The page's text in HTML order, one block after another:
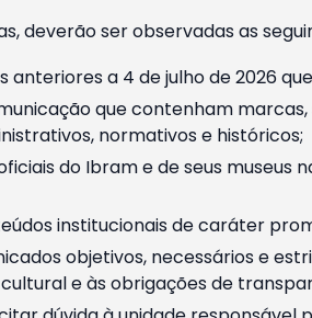
deverão ser observadas as
a 4 de julho de 2026
que contenham
normativos e históricos;
do Ibram e de seus museus
institucionais de caráter
objetivos, necessários e
e às obrigações de